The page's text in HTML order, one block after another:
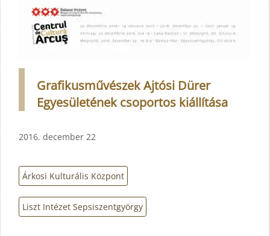
Grafikusművészek Ajtósi Dürer
Egyesületének csoportos kiállítása
2016. december 22
Árkosi Kulturális Központ
Liszt Intézet Sepsiszentgyörgy